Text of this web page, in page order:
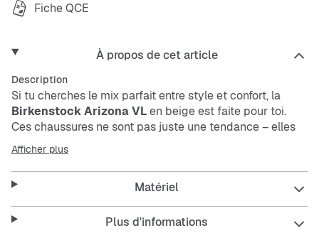
Fiche QCE
À propos de cet article
Description
Si tu cherches le mix parfait entre style et confort, la
Birkenstock Arizona VLen beige est faite pour toi.
Ces chaussures ne sont pas juste une tendance – elles
sont ton compagnon quotidien pour un style street
décontracté qui se remarque. Avec leur aspect en cuir
velours et leur boucle stabilisante, tu apportes une
touche cool à toutes tes tenues.
Afficher plus
Matériel
Plus d'informations